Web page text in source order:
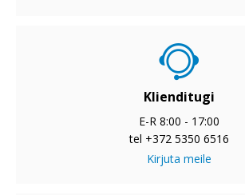
Klienditugi
E-R 8:00 - 17:00
tel +372 5350 6516
Kirjuta meile